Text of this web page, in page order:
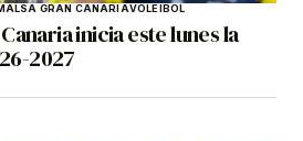
GRAN CANARIAVOLEIBOL
inicia este lunes la
2027